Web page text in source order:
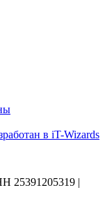
в iT-Wizards
25391205319 |